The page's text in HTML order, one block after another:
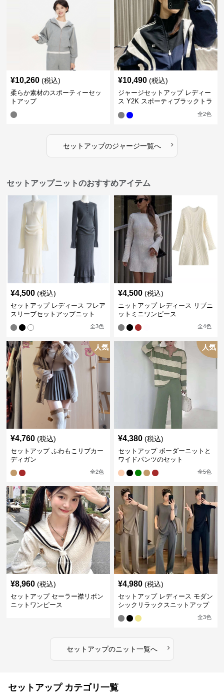
¥10,260 (税込)
柔らか素材のスポーティーセッ
トアップ
¥10,490 (税込)
ジャージセットアップ レディー
ス Y2K スポーティブラックトラ
全2色
セットアップのジャージ一覧へ ›
セットアップニットのおすすめアイテム
¥4,500 (税込)
セットアップ レディース フレア
スリーブセットアップニット
全3色
¥4,500 (税込)
ニットアップ レディース リブニ
ットミニワンピース
全4色
人気
¥4,760 (税込)
セットアップ ふわもこリブカー
ディガン
全2色
人気
¥4,380 (税込)
セットアップ ボーダーニットと
ワイドパンツのセット
全5色
¥8,960 (税込)
セットアップ セーラー襟リボン
ニットワンピース
¥4,980 (税込)
セットアップ レディース モダン
シックリラックスニットアップ
全3色
セットアップのニット一覧へ ›
セットアップ カテゴリ一覧